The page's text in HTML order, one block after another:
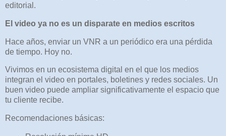
editorial.
El video ya no es un disparate en medios escritos
Hace años, enviar un VNR a un periódico era una pérdida
de tiempo. Hoy no.
Vivimos en un ecosistema digital en el que los medios
integran el video en portales, boletines y redes sociales. Un
buen video puede ampliar significativamente el espacio que
tu cliente recibe.
Recomendaciones básicas: